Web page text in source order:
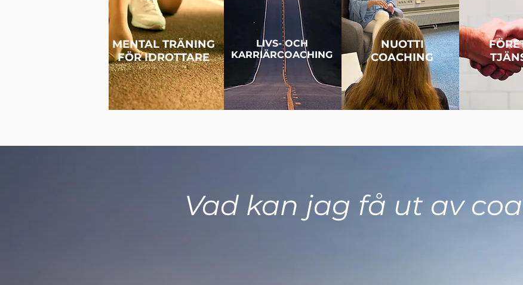
MENTAL TRÄNING
FÖR IDROTTARE
LIVS- OCH
KARRIÄRCOACHING
NUOTTI
COACHING
Vad kan jag få ut av